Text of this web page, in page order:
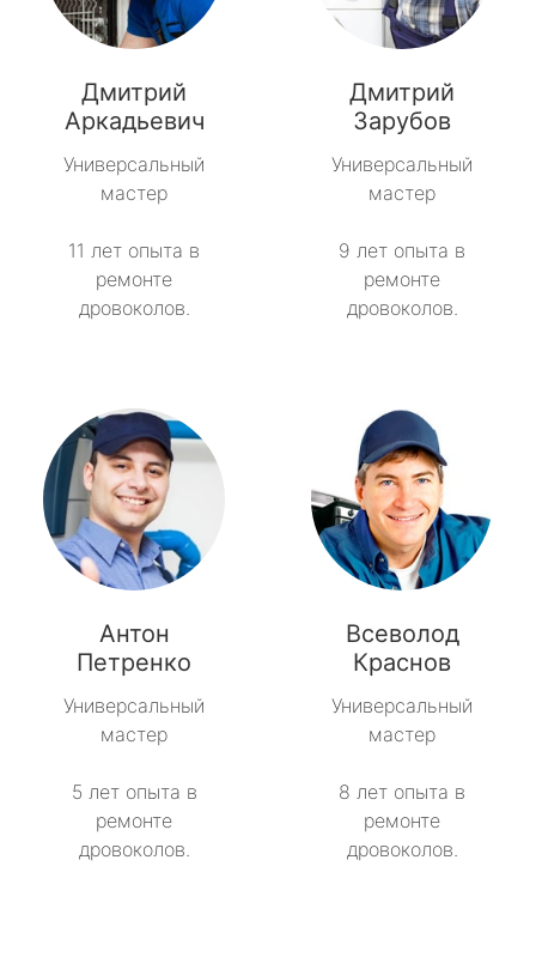
Дмитрий
Аркадьевич
Универсальный
мастер
11 лет опыта в
ремонте
дровоколов.
Дмитрий
Зарубов
Универсальный
мастер
9 лет опыта в
ремонте
дровоколов.
Антон
Петренко
Универсальный
мастер
5 лет опыта в
ремонте
дровоколов.
Всеволод
Краснов
Универсальный
мастер
8 лет опыта в
ремонте
дровоколов.